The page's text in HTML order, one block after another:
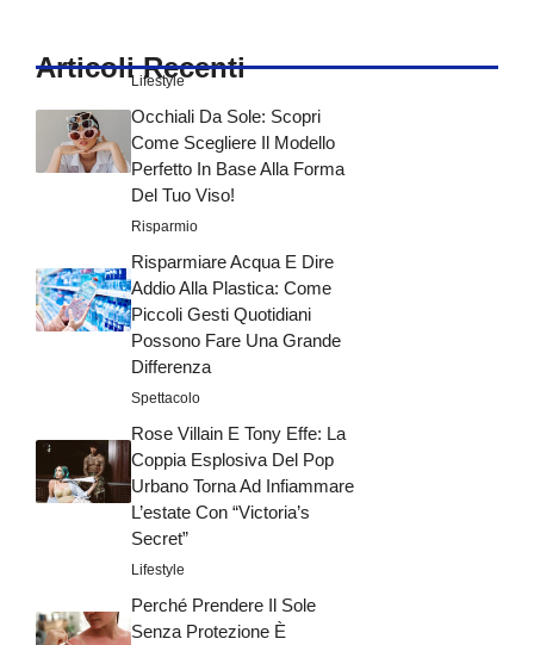
Articoli Recenti
Lifestyle
Occhiali Da Sole: Scopri
Come Scegliere Il Modello
Perfetto In Base Alla Forma
Del Tuo Viso!
Risparmio
Risparmiare Acqua E Dire
Addio Alla Plastica: Come
Piccoli Gesti Quotidiani
Possono Fare Una Grande
Differenza
Spettacolo
Rose Villain E Tony Effe: La
Coppia Esplosiva Del Pop
Urbano Torna Ad Infiammare
L’estate Con “Victoria’s
Secret”
Lifestyle
Perché Prendere Il Sole
Senza Protezione È